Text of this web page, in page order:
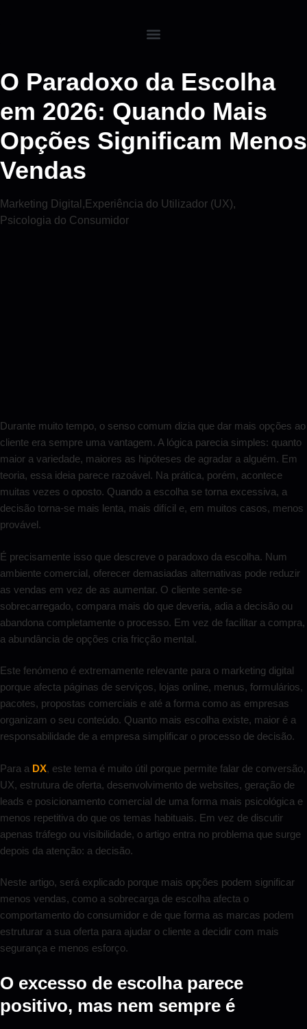
O Paradoxo da Escolha
em 2026: Quando Mais
Opções Significam Menos
Vendas
Marketing Digital , Experiência do Utilizador (UX),
Psicologia do Consumidor
Durante muito tempo, o senso comum dizia que dar mais opções ao
cliente era sempre uma vantagem. A lógica parecia simples: quanto
maior a variedade, maiores as hipóteses de agradar a alguém. Em
teoria, essa ideia parece razoável. Na prática, porém, acontece
muitas vezes o oposto. Quando a escolha se torna excessiva, a
decisão torna-se mais lenta, mais difícil e, em muitos casos, menos
provável.
É precisamente isso que descreve o paradoxo da escolha. Num
ambiente comercial, oferecer demasiadas alternativas pode reduzir
as vendas em vez de as aumentar. O cliente sente-se
sobrecarregado, compara mais do que deveria, adia a decisão ou
abandona completamente o processo. Em vez de facilitar a compra,
a abundância de opções cria fricção mental.
Este fenómeno é extremamente relevante para o marketing digital
porque afecta páginas de serviços, lojas online, menus, formulários,
pacotes, propostas comerciais e até a forma como as empresas
organizam o seu conteúdo. Quanto mais escolha existe, maior é a
responsabilidade de a empresa simplificar o processo de decisão.
Para a DX, este tema é muito útil porque permite falar de conversão,
UX, estrutura de oferta, desenvolvimento de websites, geração de
leads e posicionamento comercial de uma forma mais psicológica e
menos repetitiva do que os temas habituais. Em vez de discutir
apenas tráfego ou visibilidade, o artigo entra no problema que surge
depois da atenção: a decisão.
Neste artigo, será explicado porque mais opções podem significar
menos vendas, como a sobrecarga de escolha afecta o
comportamento do consumidor e de que forma as marcas podem
estruturar a sua oferta para ajudar o cliente a decidir com mais
segurança e menos esforço.
O excesso de escolha parece
positivo, mas nem sempre é